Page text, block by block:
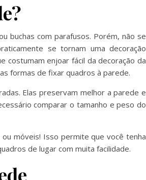
buchas com parafusos. Porém, não se
se tornam uma decoração
costumam enjoar fácil da decoração da
formas de fixar quadros à parede.
Elas preservam melhor a parede e
comparar o tamanho e peso do
móveis! Isso permite que você tenha
de lugar com muita facilidade.